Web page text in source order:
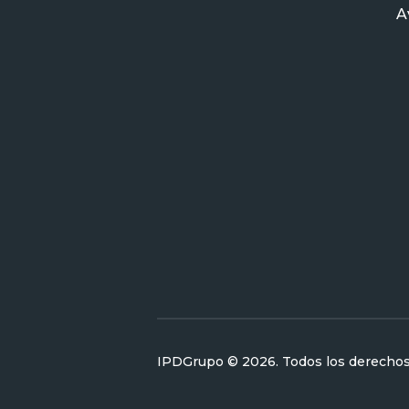
IPDGrupo © 2026. Todos los